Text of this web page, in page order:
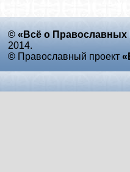
© «Всё о Православных
2014.
© Православный проект